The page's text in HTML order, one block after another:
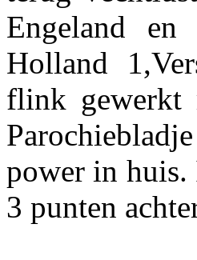
Engeland en
Holland
flink gewerkt
power in huis.
3 punten